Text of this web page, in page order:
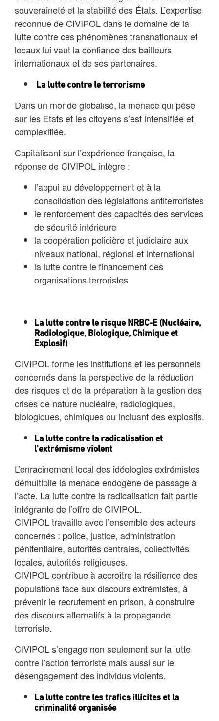
souveraineté et la stabilité des États. L’expertise
reconnue de CIVIPOL dans le domaine de la
lutte contre ces phénomènes transnationaux et
locaux lui vaut la confiance des bailleurs
internationaux et de ses partenaires.
La lutte contre le terrorisme
Dans un monde globalisé, la menace qui pèse
sur les Etats et les citoyens s’est intensifiée et
complexifiée.
Capitalisant sur l’expérience française, la
réponse de CIVIPOL intègre :
l’appui au développement et à la
consolidation des législations antiterroristes
le renforcement des capacités des services
de sécurité intérieure
la coopération policière et judiciaire aux
niveaux national, régional et international
la lutte contre le financement des
organisations terroristes
La lutte contre le risque NRBC-E (Nucléaire,
Radiologique, Biologique, Chimique et
Explosif)
CIVIPOL forme les institutions et les personnels
concernés dans la perspective de la réduction
des risques et de la préparation à la gestion des
crises de nature nucléaire, radiologiques,
biologiques, chimiques ou incluant des explosifs.
La lutte contre la radicalisation et
l'extrémisme violent
L’enracinement local des idéologies extrémistes
démultiplie la menace endogène de passage à
l’acte. La lutte contre la radicalisation fait partie
intégrante de l’offre de CIVIPOL.
CIVIPOL travaille avec l’ensemble des acteurs
concernés : police, justice, administration
pénitentiaire, autorités centrales, collectivités
locales, autorités religieuses.
CIVIPOL contribue à accroître la résilience des
populations face aux discours extrémistes, à
prévenir le recrutement en prison, à construire
des discours alternatifs à la propagande
terroriste.
CIVIPOL s’engage non seulement sur la lutte
contre l’action terroriste mais aussi sur le
désengagement des individus violents.
La lutte contre les trafics illicites et la
criminalité organisée